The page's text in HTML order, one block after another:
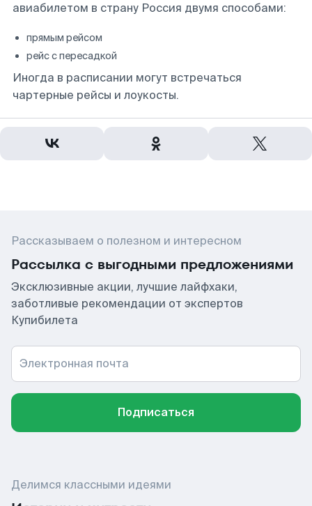
авиабилетом в страну Россия двумя способами:
прямым рейсом
рейс с пересадкой
Иногда в расписании могут встречаться
чартерные рейсы и лоукосты.
Рассказываем о полезном и интересном
Рассылка с выгодными предложениями
Эксклюзивные акции, лучшие лайфхаки,
заботливые рекомендации от экспертов
Купибилета
Электронная почта
Подписаться
Делимся классными идеями